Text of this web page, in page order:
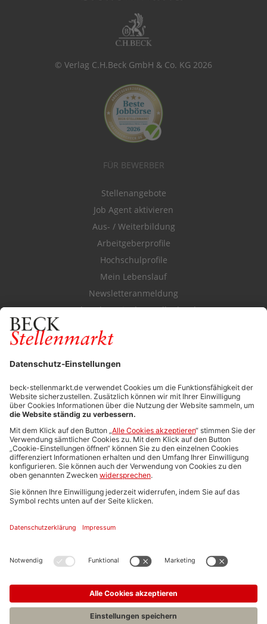
© Verlag C.H.Beck GmbH & Co. KG 2026
FÜR BEWERBER
Stellenangebote
Job Agent aktivieren
Aus- / Weiterbildung
Arbeitgeberprofile
Hochschulprofile
Mein Lebenslauf
Newsletteranmeldung
Durchsuchen Sie den Stellenkatalog
FÜR ARBEITGEBER
Stellenmarktpreise
Anzeigen-AGB
Media-Daten
Newsletteranmeldung
Produktübersicht
ALLGEMEIN
FAQs
Impressum
Stellenangebote C.H.BECK